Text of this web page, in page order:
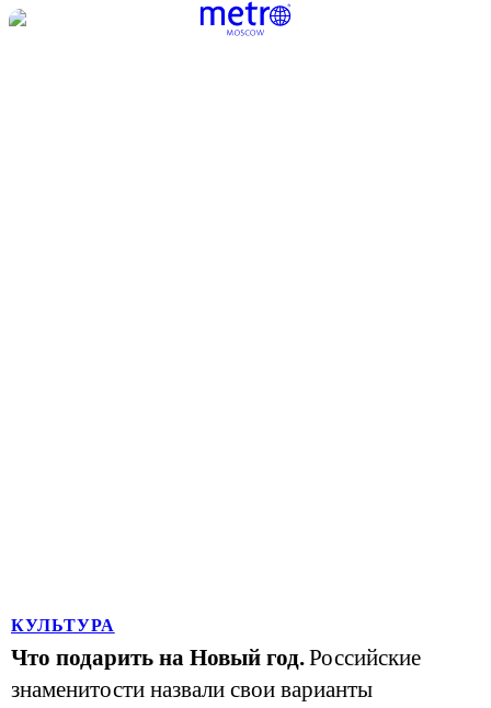
КУЛЬТУРА
Что подарить на Новый год.Российские
знаменитости назвали свои варианты